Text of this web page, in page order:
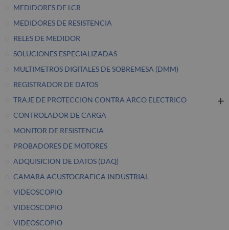
MEDIDORES DE LCR
MEDIDORES DE RESISTENCIA
RELES DE MEDIDOR
SOLUCIONES ESPECIALIZADAS
MULTIMETROS DIGITALES DE SOBREMESA (DMM)
REGISTRADOR DE DATOS
TRAJE DE PROTECCION CONTRA ARCO ELECTRICO
CONTROLADOR DE CARGA
MONITOR DE RESISTENCIA
PROBADORES DE MOTORES
ADQUISICION DE DATOS (DAQ)
CAMARA ACUSTOGRAFICA INDUSTRIAL
VIDEOSCOPIO
VIDEOSCOPIO
VIDEOSCOPIO